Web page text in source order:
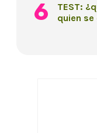
TEST:
quien